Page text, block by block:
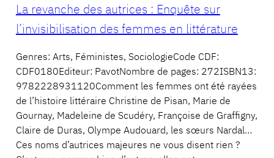
La revanche des autrices : Enquête sur
l’invisibilisation des femmes en littérature
Genres: Arts, Féministes, SociologieCode CDF:
CDF0180Editeur: PavotNombre de pages: 272ISBN13:
9782228931120Comment les femmes ont été rayées
de l’histoire littéraire Christine de Pisan, Marie de
Gournay, Madeleine de Scudéry, Françoise de Graffigny,
Claire de Duras, Olympe Audouard, les sœurs Nardal…
Ces noms d’autrices majeures ne vous disent rien ?